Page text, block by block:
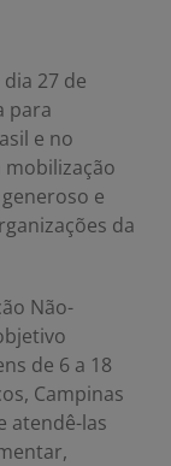
27 de
para
e no
e
da
Não-
de 6 a 18
Campinas
atendê-las